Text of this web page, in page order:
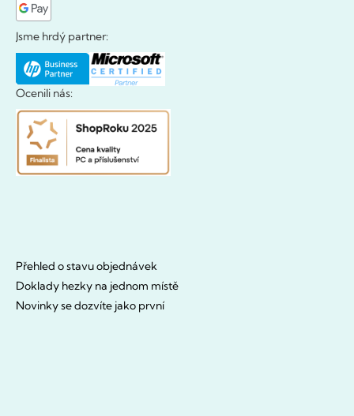
Jsme hrdý partner:
Ocenili nás:
Přehled o stavu objednávek
Doklady hezky na jednom místě
Novinky se dozvíte jako první